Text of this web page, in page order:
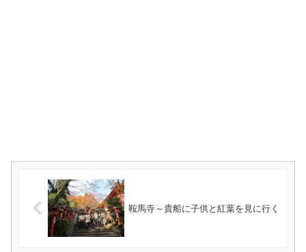
鞍馬寺～貴船に子供と紅葉を見に行く